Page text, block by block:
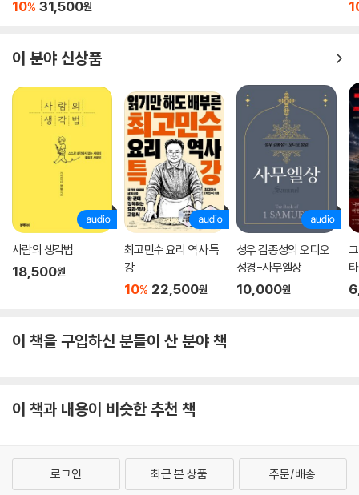
10% 31,500원
이 분야 신상품
사람의 생각법
18,500원
최고민수 요리 역사 특
강
10% 22,500원
성우 김종성의 오디오
성경-사무엘상
10,000원
다
이 책을 구입하신 분들이 산 분야 책
이 책과 내용이 비슷한 추천 책
로그인 최근 본 상품 주문/배송